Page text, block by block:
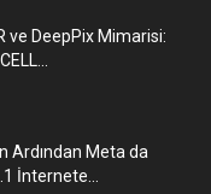
ve DeepPix Mimarisi:
Ardından Meta da
İnternete...